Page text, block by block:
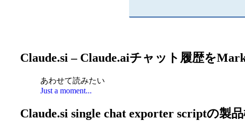
Claude.si – Claude.aiチャット履歴を
あわせて読みたい
Just a moment...
Claude.si single chat exporter scriptの製